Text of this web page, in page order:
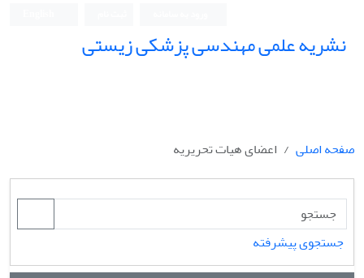
نشریه علمی مهندسی پزشکی زیستی
صفحه اصلی اعضای هیات تحریریه
جستجوی پیشرفته